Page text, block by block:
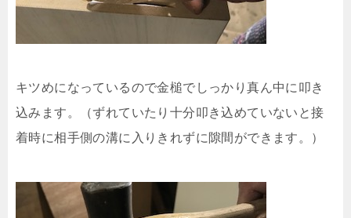
キツめになっているので金槌でしっかり真ん中に叩き
込みます。（ずれていたり十分叩き込めていないと接
着時に相手側の溝に入りきれずに隙間ができます。）